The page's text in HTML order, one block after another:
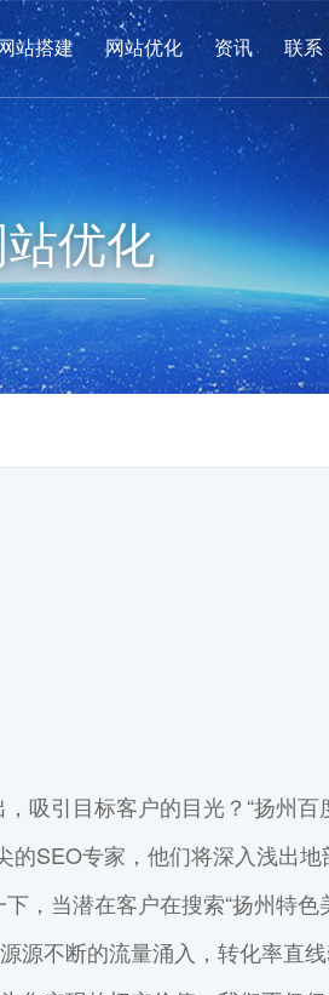
网站搭建 网站优化 资讯 联系
优化
吸引目标客户的目光？“扬州百
的SEO专家，他们将深入浅出地
，当潜在客户在搜索“扬州特色
源不断的流量涌入，转化率直